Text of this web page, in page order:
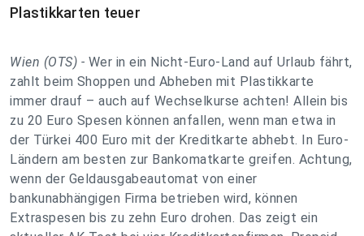
Plastikkarten teuer
Wien (OTS) - Wer in ein Nicht-Euro-Land auf Urlaub fährt,
zahlt beim Shoppen und Abheben mit Plastikkarte
immer drauf – auch auf Wechselkurse achten! Allein bis
zu 20 Euro Spesen können anfallen, wenn man etwa in
der Türkei 400 Euro mit der Kreditkarte abhebt. In Euro-
Ländern am besten zur Bankomatkarte greifen. Achtung,
wenn der Geldausgabeautomat von einer
bankunabhängigen Firma betrieben wird, können
Extraspesen bis zu zehn Euro drohen. Das zeigt ein